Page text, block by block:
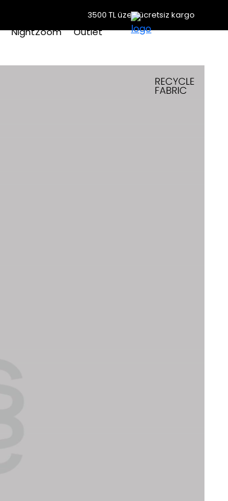
3500 TL üzeri ücretsiz kargo
NightZoom Outlet